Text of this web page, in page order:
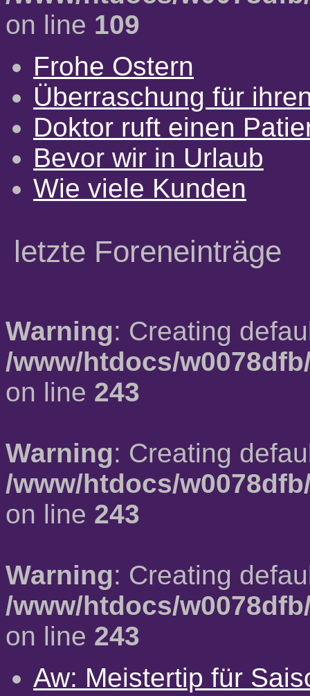
on line 109
Frohe Ostern
Überraschung für
Doktor ruft einen
Bevor wir in Urlaub
Wie viele Kunden
letzte Foreneinträge
Warning: Creating
/www/htdocs/
on line 243
Warning: Creating
/www/htdocs/
on line 243
Warning: Creating
/www/htdocs/
on line 243
Aw: Meistertip für